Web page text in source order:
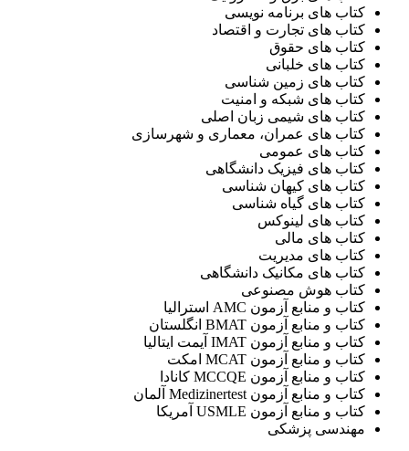
کتاب های برنامه نویسی
کتاب های تجارت و اقتصاد
کتاب های حقوق
کتاب های خلبانی
کتاب های زمین شناسی
کتاب های شبکه و امنیت
کتاب های شیمی زبان اصلی
کتاب های عمران، معماری و شهرسازی
کتاب های عمومی
کتاب های فیزیک دانشگاهی
کتاب های کیهان شناسی
کتاب های گیاه شناسی
کتاب های لینوکس
کتاب های مالی
کتاب های مدیریت
کتاب های مکانیک دانشگاهی
کتاب هوش مصنوعی
کتاب و منابع آزمون AMC استرالیا
کتاب و منابع آزمون BMAT انگلستان
کتاب و منابع آزمون IMAT آیمت ایتالیا
کتاب و منابع آزمون MCAT امکت
کتاب و منابع آزمون MCCQE کانادا
کتاب و منابع آزمون Medizinertest آلمان
کتاب و منابع آزمون USMLE آمریکا
مهندسی پزشکی